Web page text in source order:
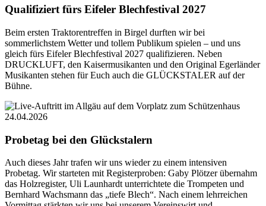
Qualifiziert fürs Eifeler Blechfestival 2027
Beim ersten Traktorentreffen in Birgel durften wir bei
sommerlichstem Wetter und tollem Publikum spielen – und uns
gleich fürs Eifeler Blechfestival 2027 qualifizieren. Neben
DRUCKLUFT, den Kaisermusikanten und den Original Egerländer
Musikanten stehen für Euch auch die GLÜCKSTALER auf der
Bühne.
24.04.2026
Probetag bei den Glückstalern
Auch dieses Jahr trafen wir uns wieder zu einem intensiven
Probetag. Wir starteten mit Registerproben: Gaby Plötzer übernahm
das Holzregister, Uli Launhardt unterrichtete die Trompeten und
Bernhard Wachsmann das „tiefe Blech“. Nach einem lehrreichen